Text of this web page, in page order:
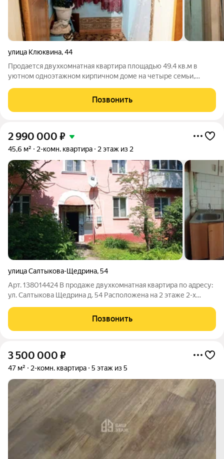
улица Клюквина,44
Продается двухкомнатная квартира площадью 49.4 кв.м в
уютном одноэтажном кирпичном доме на четыре семьи,
планировкой: изолированные комнаты площадью 22.1 и 6 кв.м,
просторная кухня 8.6 кв.м и
Позвонить
2 990 000 ₽
45,6 м² 2-комн. квартира 2 этаж из 2
улица Салтыкова-Щедрина,54
Арт. 138014424 В продаже двухкомнатная квартира по адресу:
ул. Салтыкова Щедрина д. 54 Расположена на 2 этаже 2-х
комнаты смежные; окна- во двор; высокие потолки ( 2.9 м. )
комнаты 13.8 кв. м.
Позвонить
3 500 000 ₽
47 м² 2-комн. квартира 5 этаж из 5